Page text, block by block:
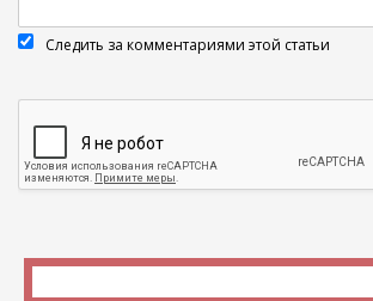
Следить за комментариями этой статьи